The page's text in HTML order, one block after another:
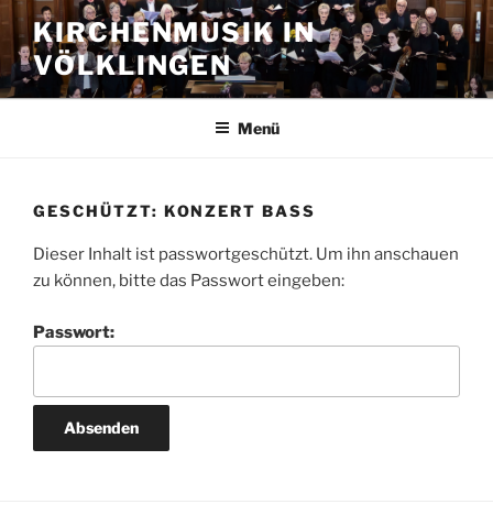
Zum
Inhalt
springen
KIRCHENMUSIK IN
VÖLKLINGEN
Menü
GESCHÜTZT: KONZERT BASS
Dieser Inhalt ist passwortgeschützt. Um ihn anschauen
zu können, bitte das Passwort eingeben:
Passwort: